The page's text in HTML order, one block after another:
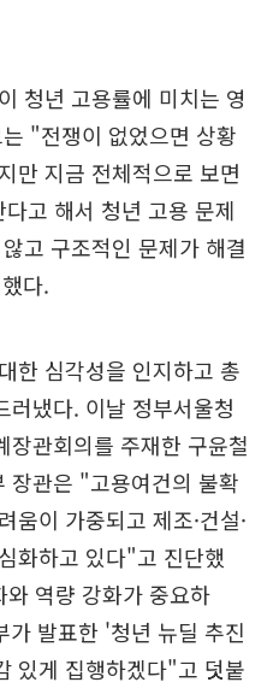
청년 고용률에 미치는 영
"전쟁이 없었으면 상황
만 지금 전체적으로 보면
고 해서 청년 고용 문제
고 구조적인 문제가 해결
다.
한 심각성을 인지하고 총
러냈다. 이날 정부서울청
관회의를 주재한 구윤철
장관은 "고용여건의 불확
움이 가중되고 제조·건설·
화하고 있다"고 진단했
역량 강화가 중요하
발표한 '청년 뉴딜 추진
있게 집행하겠다"고 덧붙